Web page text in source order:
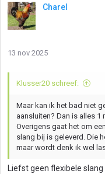
Charel
13 nov 2025
Klusser20 schreef:
Maar kan ik het bad niet
aansluiten? Dan is alles
Overigens gaat het om
slang bij is geleverd. Die
maar wordt denk ik wel
Liefst geen flexibele